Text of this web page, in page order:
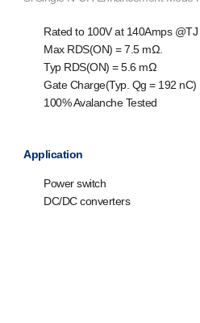
Rated to 100V at 140Amps @TJ
Max RDS(ON) = 7.5 mΩ.
Typ RDS(ON) = 5.6 mΩ
Gate Charge(Typ. Qg = 192 nC)
100% Avalanche Tested
Application
Power switch
DC/DC converters